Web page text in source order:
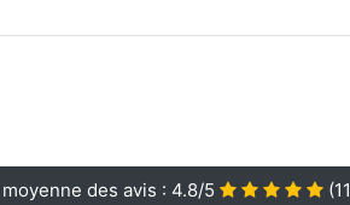
des avis : 4.8/5 (